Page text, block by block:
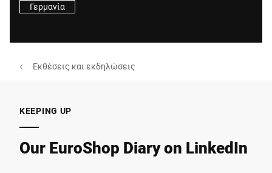
Γερμανία
Εκθέσεις και εκδηλώσεις
KEEPING UP
Our EuroShop Diary on LinkedIn